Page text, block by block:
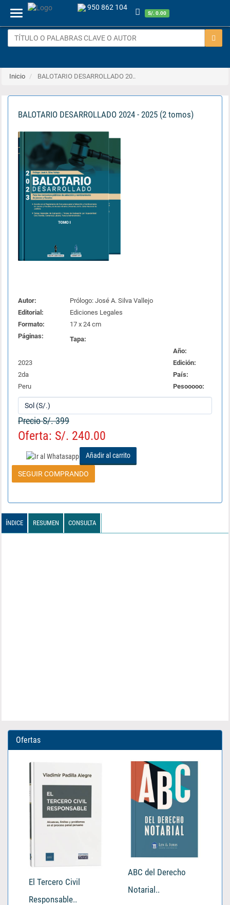
Menu
950 862 104
S/. 0.00
Inicio BALOTARIO DESARROLLADO 20..
BALOTARIO DESARROLLADO 2024 - 2025 (2 tomos)
Autor:
Prólogo: José A. Silva Vallejo
Editorial:
Ediciones Legales
Formato:
17 x 24 cm
Páginas:
Tapa:
Año:
2023
Edición:
2da
País:
Peru
Pesooooo:
Precio S/. 399
Oferta: S/. 240.00
Añadir al carrito
SEGUIR COMPRANDO
ÍNDICE RESUMEN CONSULTA
Ofertas
El Tercero Civil
Responsable..
ABC del Derecho
Notarial..